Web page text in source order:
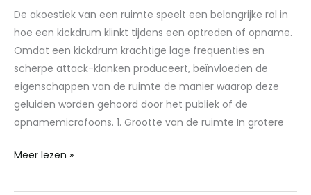
De akoestiek van een ruimte speelt een belangrijke rol in
hoe een kickdrum klinkt tijdens een optreden of opname.
Omdat een kickdrum krachtige lage frequenties en
scherpe attack-klanken produceert, beïnvloeden de
eigenschappen van de ruimte de manier waarop deze
geluiden worden gehoord door het publiek of de
opnamemicrofoons. 1. Grootte van de ruimte In grotere
een
ruimte
het
geluid
van
een
Meer lezen »